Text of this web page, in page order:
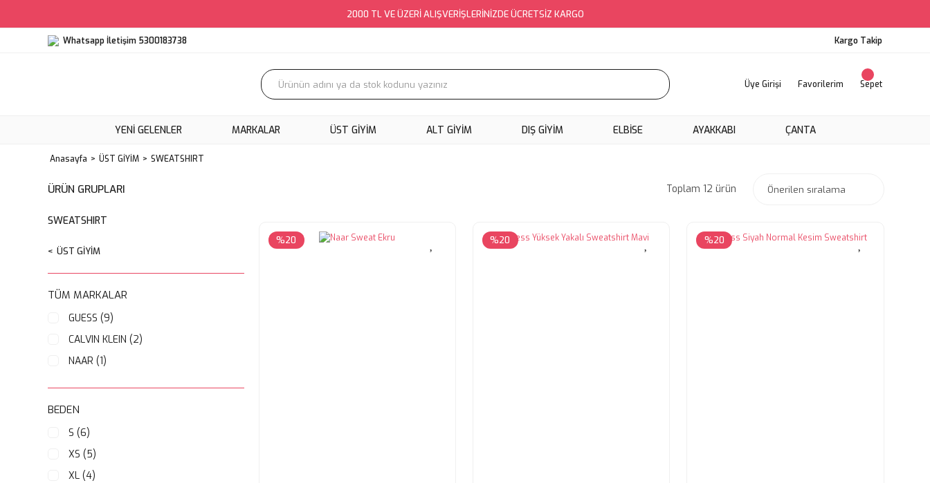
2000 TL VE ÜZERİ ALIŞVERİŞLERİNİZDE ÜCRETSİZ KARGO
Whatsapp İletişim 5300183738 Kargo Takip
Üye Girişi Favorilerim Sepet
YENI GELENLER MARKALAR ÜST GİYİM ALT GİYİM DIŞ GİYİM ELBİSE AYAKKABI ÇANTA
Anasayfa ÜST GİYİM SWEATSHIRT
ÜRÜN GRUPLARI
SWEATSHIRT
ÜST GİYİM
TÜM MARKALAR
GUESS (9)
CALVIN KLEIN (2)
NAAR (1)
BEDEN
S (6)
XS (5)
XL (4)
Toplam 12 ürün
%20 %20 %20